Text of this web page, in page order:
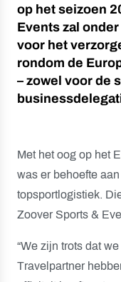
op het seizoen
Events zal
voor het
rondom de
– zowel voor de
Met het oog op het
was er behoefte
topsportlogistiek.
Zoover Sports &
“We zijn trots dat
Travelpartner